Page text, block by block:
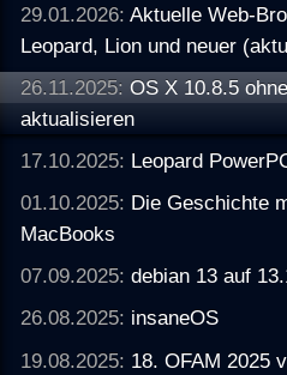
29.01.2026:Aktuelle Web-
Leopard, Lion und neuer
26.11.2025:OS X 10.8.5
aktualisieren
17.10.2025: Leopard
01.10.2025: Die Geschichte
MacBooks
07.09.2025:debian 13 auf
26.08.2025: insaneOS
19.08.2025: 18. OFAM 2025